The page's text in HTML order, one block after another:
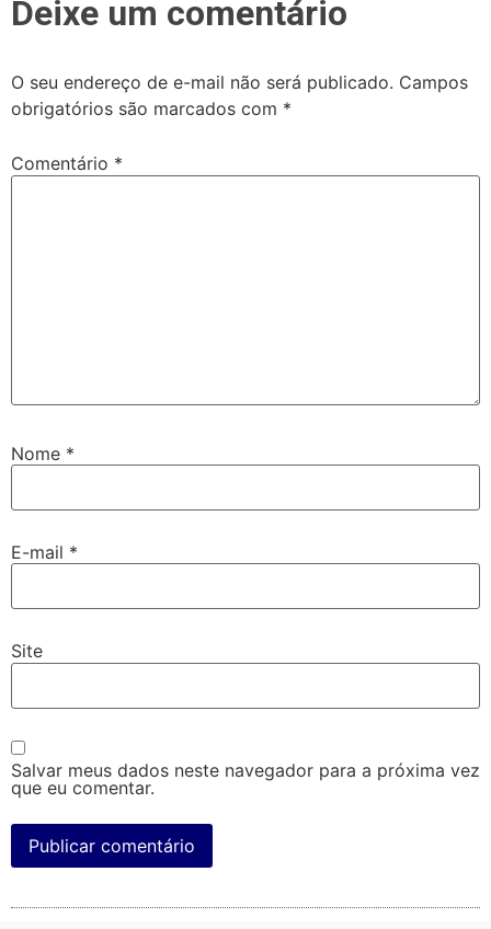
Deixe um comentário
O seu endereço de e-mail não será publicado. Campos
obrigatórios são marcados com *
Comentário *
Nome *
E-mail *
Site
Salvar meus dados neste navegador para a próxima vez
que eu comentar.